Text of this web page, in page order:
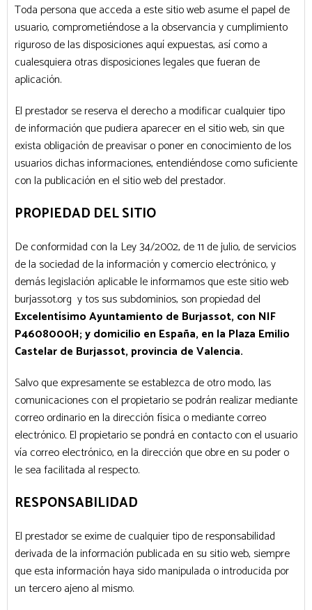
Toda persona que acceda a este sitio web asume el papel de
usuario, comprometiéndose a la observancia y cumplimiento
riguroso de las disposiciones aquí expuestas, así como a
cualesquiera otras disposiciones legales que fueran de
aplicación.
El prestador se reserva el derecho a modificar cualquier tipo
de información que pudiera aparecer en el sitio web, sin que
exista obligación de preavisar o poner en conocimiento de los
usuarios dichas informaciones, entendiéndose como suficiente
con la publicación en el sitio web del prestador.
PROPIEDAD DEL SITIO
De conformidad con la Ley 34/2002, de 11 de julio, de servicios
de la sociedad de la información y comercio electrónico, y
demás legislación aplicable le informamos que este sitio web
burjassot.org y tos sus subdominios, son propiedad del
Excelentísimo Ayuntamiento de Burjassot, con NIF
P4608000H; y domicilio en España, en la Plaza Emilio
Castelar de Burjassot, provincia de Valencia.
Salvo que expresamente se establezca de otro modo, las
comunicaciones con el propietario se podrán realizar mediante
correo ordinario en la dirección física o mediante correo
electrónico. El propietario se pondrá en contacto con el usuario
vía correo electrónico, en la dirección que obre en su poder o
le sea facilitada al respecto.
RESPONSABILIDAD
El prestador se exime de cualquier tipo de responsabilidad
derivada de la información publicada en su sitio web, siempre
que esta información haya sido manipulada o introducida por
un tercero ajeno al mismo.